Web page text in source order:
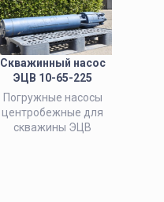
Скважинный насос
ЭЦВ 10-65-225
Погружные насосы
центробежные для
скважины ЭЦВ